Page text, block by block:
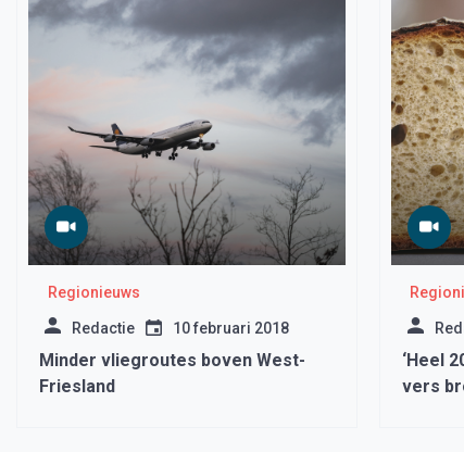
Regionieuws
Redactie 10 februari 2018
Minder vliegroutes boven West-
Friesland
‘Heel
vers